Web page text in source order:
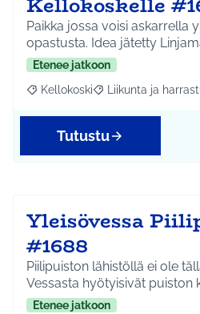
Paikka jossa voisi askarrella
opastusta. Idea jätetty
Etenee jatkoon
Rajaa tulokset aihepiirin mukaan:
Kellokoski Rajaa tulokset
Liikunta ja
Tutustu
Yleisövessa
#1688
Piilipuiston lähistöllä ei ole
Vessasta hyötyisivät puiston
Etenee jatkoon